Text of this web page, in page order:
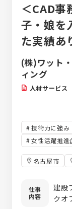
＜CAD事
子・娘を
た実績
CAD研
単身寮・
(株)ワット
ィング
人材サービス
技術力に強み
女性活躍推進
名古屋市
仕事
内容
建設
クオ